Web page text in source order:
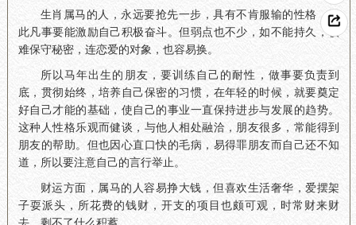
生肖属马的人，永远要抢先一步，具有不肯服输的性格，因
此凡事要能激励自己积极奋斗。但弱点也不少，如不能持久，较
难保守秘密，连恋爱的对象，也容易换。
所以马年出生的朋友，要训练自己的耐性，做事要负责到
底，贯彻始终，培养自己保密的习惯，在年轻的时候，就要奠定
好自己才能的基础，使自己的事业一直保持进步与发展的趋势。
这种人性格乐观而健谈，与他人相处融洽，朋友很多，常能得到
朋友的帮助。但也因心直口快的毛病，易得罪朋友而自己还不知
道，所以要注意自己的言行举止。
财运方面，属马的人容易挣大钱，但喜欢生活奢华，爱摆架
子耍派头，所花费的钱财，开支的项目也颇可观，时常财来财